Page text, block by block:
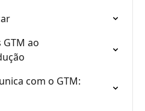
ao
com o GTM: